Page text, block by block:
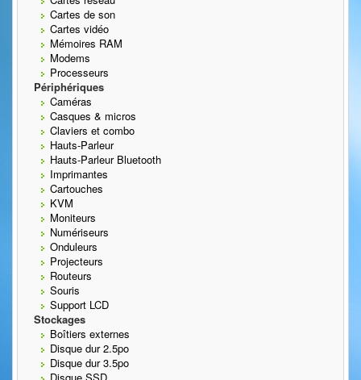
Cartes de son
Cartes vidéo
Mémoires RAM
Modems
Processeurs
Périphériques
Caméras
Casques & micros
Claviers et combo
Hauts-Parleur
Hauts-Parleur Bluetooth
Imprimantes
Cartouches
KVM
Moniteurs
Numériseurs
Onduleurs
Projecteurs
Routeurs
Souris
Support LCD
Stockages
Boîtiers externes
Disque dur 2.5po
Disque dur 3.5po